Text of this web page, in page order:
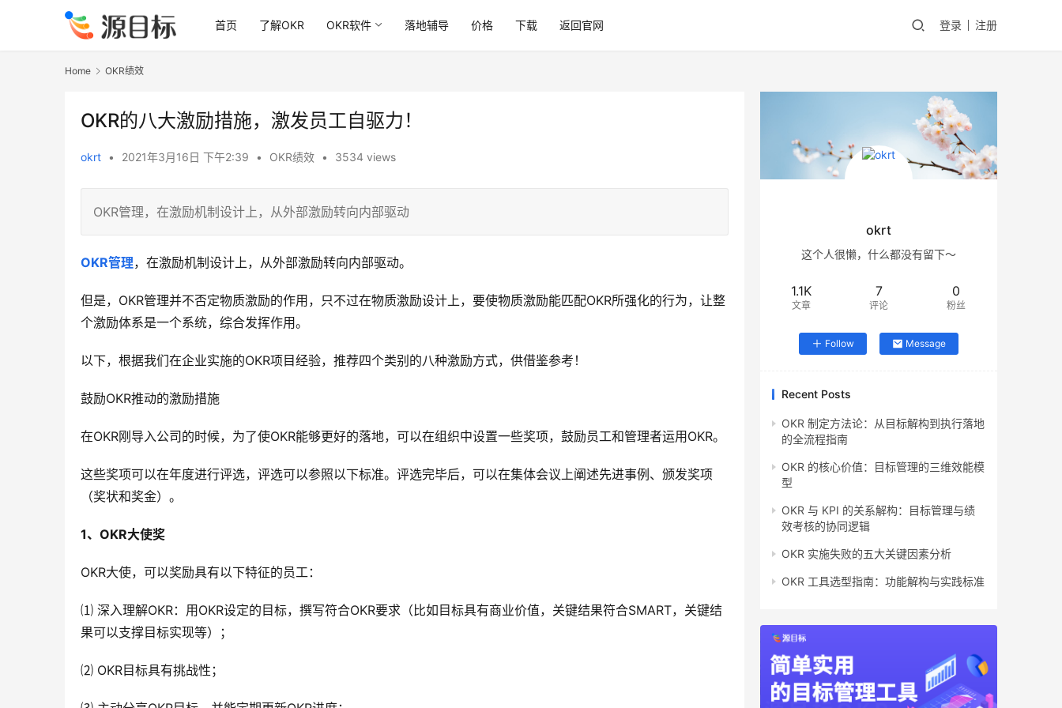
首页 了解OKR OKR软件 落地辅导 价格 下载 返回官网 登录 注册
Home OKR绩效
OKR的八大激励措施，激发员工自驱力！
okrt • 2021年3月16日 下午2:39 • OKR绩效 • 3534 views
OKR管理，在激励机制设计上，从外部激励转向内部驱动
OKR管理，在激励机制设计上，从外部激励转向内部驱动。
但是，OKR管理并不否定物质激励的作用，只不过在物质激励设计上，要使物质激励能匹配OKR所强化的行为，让整
个激励体系是一个系统，综合发挥作用。
以下，根据我们在企业实施的OKR项目经验，推荐四个类别的八种激励方式，供借鉴参考！
鼓励OKR推动的激励措施
在OKR刚导入公司的时候，为了使OKR能够更好的落地，可以在组织中设置一些奖项，鼓励员工和管理者运用OKR。
这些奖项可以在年度进行评选，评选可以参照以下标准。评选完毕后，可以在集体会议上阐述先进事例、颁发奖项
（奖状和奖金）。
1、OKR大使奖
OKR大使，可以奖励具有以下特征的员工：
⑴ 深入理解OKR：用OKR设定的目标，撰写符合OKR要求（比如目标具有商业价值，关键结果符合SMART，关键结
果可以支撑目标实现等）；
⑵ OKR目标具有挑战性；
okrt
这个人很懒，什么都没有留下～
1.1K
文章
7
评论
0
粉丝
Follow Message
Recent Posts
OKR 制定方法论：从目标解构到执行落地
的全流程指南
OKR 的核心价值：目标管理的三维效能模
型
OKR 与 KPI 的关系解构：目标管理与绩
效考核的协同逻辑
OKR 实施失败的五大关键因素分析
OKR 工具选型指南：功能解构与实践标准